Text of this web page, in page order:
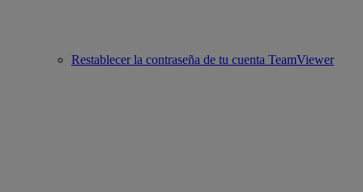
Restablecer la contraseña de tu cuenta TeamViewer